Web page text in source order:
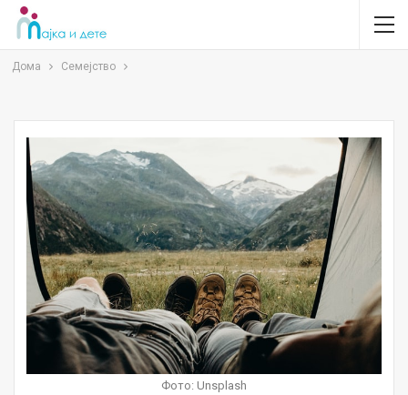
Дома Семејство
Фото: Unsplash